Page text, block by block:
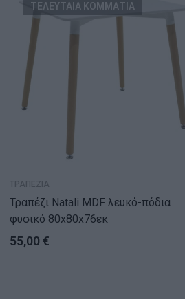
ΤΕΛΕΥΤΑΙΑ ΚΟΜΜΑΤΙΑ
ΤΡΑΠΕΖΙΑ
Τραπέζι Natali MDF λευκό-πόδια
φυσικό 80x80x76εκ
55,00 €